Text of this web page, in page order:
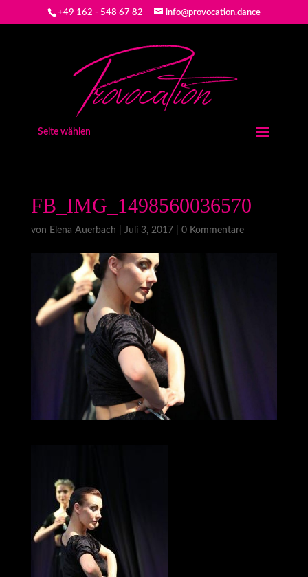
+49 162 - 548 67 82 info@provocation.dance
Seite wählen
FB_IMG_1498560036570
von Elena Auerbach Juli 3, 2017 0 Kommentare